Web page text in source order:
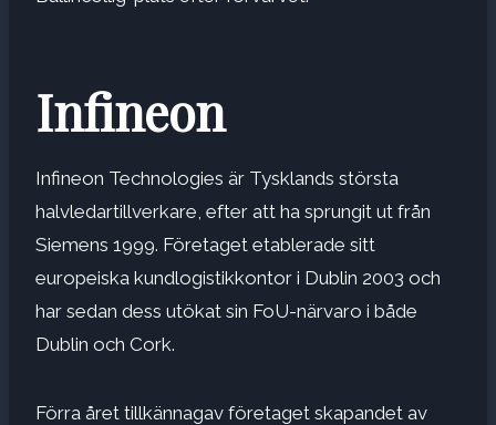
Infineon
Infineon Technologies är Tysklands största
halvledartillverkare, efter att ha sprungit ut från
Siemens 1999. Företaget etablerade sitt
europeiska kundlogistikkontor i Dublin 2003 och
har sedan dess utökat sin FoU-närvaro i både
Dublin och Cork.
Förra året tillkännagav företaget skapandet av